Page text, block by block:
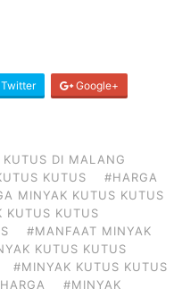
Twitter Google+
DI MALANG
KUTUS
#HARGA
MINYAK KUTUS KUTUS
KUTUS KUTUS
#MANFAAT MINYAK
KUTUS KUTUS
#MINYAK KUTUS KUTUS
#MINYAK